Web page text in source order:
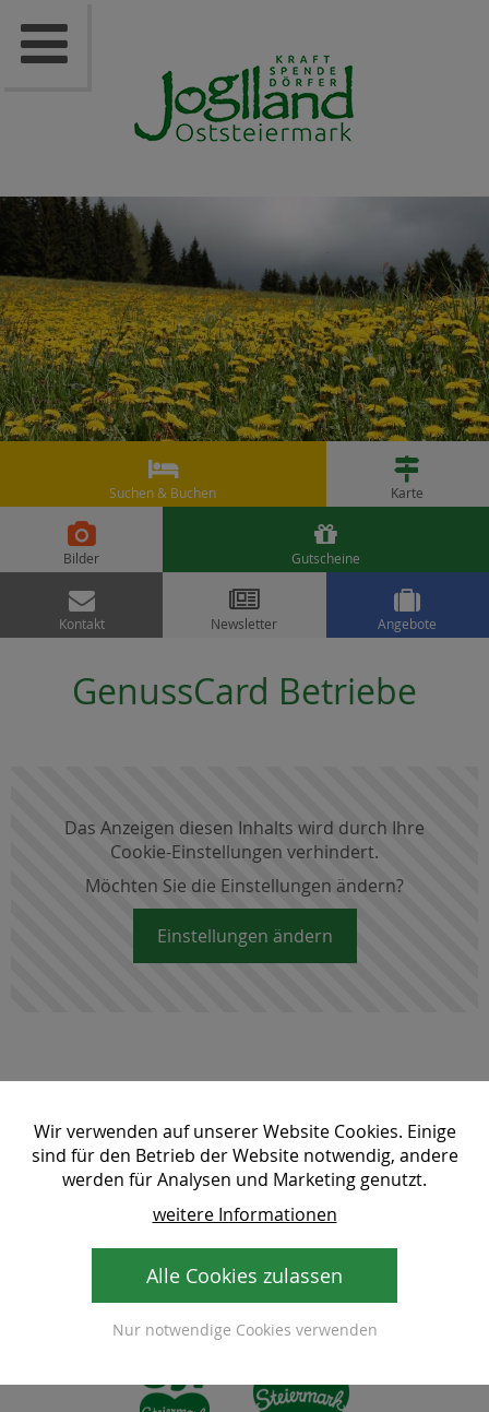

Suchen & Buchen

Karte

Bilder

Gutscheine

Kontakt

Newsletter

Angebote
GenussCard Betriebe
Das Anzeigen diesen Inhalts wird durch Ihre
Cookie-Einstellungen verhindert.
Möchten Sie die Einstellungen ändern?
Einstellungen ändern

Wir verwenden auf unserer Website Cookies. Einige
sind für den Betrieb der Website notwendig, andere
werden für Analysen und Marketing genutzt.
weitere Informationen
Alle Cookies zulassen
Nur notwendige Cookies verwenden